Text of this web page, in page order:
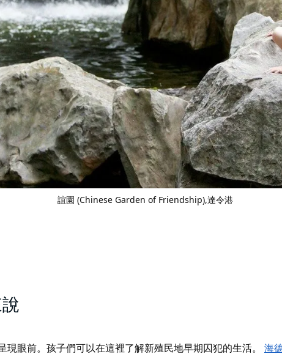
誼園 (Chinese Garden of Friendship),達令港
眼前。孩子們可以在這裡了解新殖民地早期囚犯的生活。
海